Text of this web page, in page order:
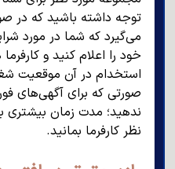
توجه داشته باشید که در
می‌گیرد که شما در مورد
خود را اعلام کنید و
استخدام در آن موقعیت
صورتی که برای آگهی‌های
ندهید؛ مدت زمان
نظر کارفرما بمانید.